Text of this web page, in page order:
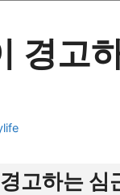
경고
고하는 심